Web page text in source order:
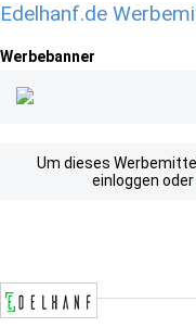
Edelhanf.de
Werbebanner
Um dieses
einloggen